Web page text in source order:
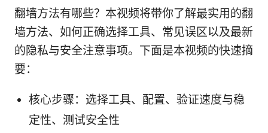
翻墙方法有哪些？本视频将带你了解最实用的翻
墙方法、如何正确选择工具、常见误区以及最新
的隐私与安全注意事项。下面是本视频的快速摘
要：
核心步骤：选择工具、配置、验证速度与稳
定性、测试安全性